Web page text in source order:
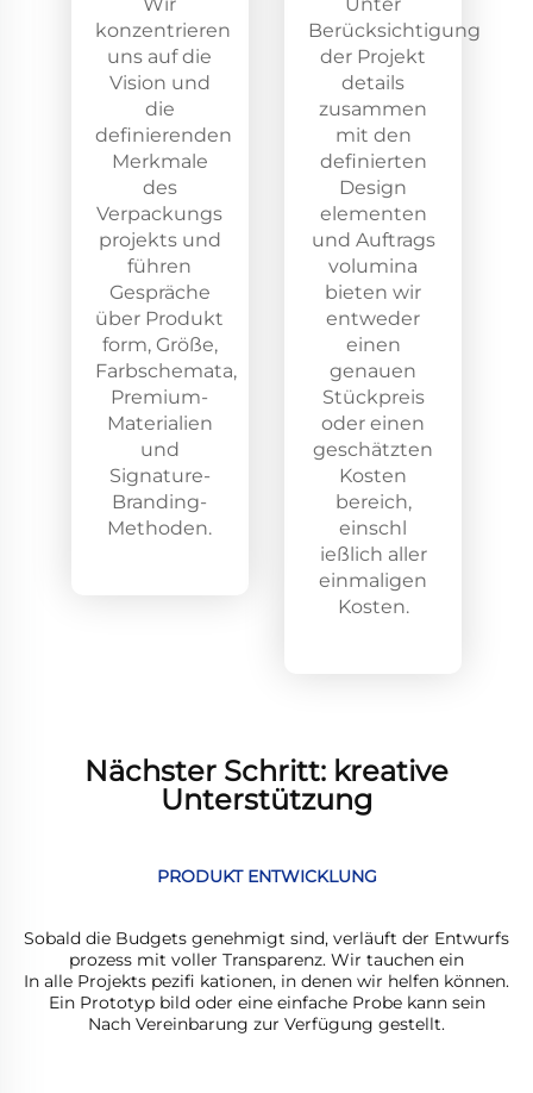
konzentrieren
uns auf die
Vision und
die
definierenden
Merkmale
des
Verpackungs
projekts und
führen
Gespräche
über Produkt
form, Größe,
Farbschemata,
Premium-
Materialien
und
Signature-
Branding-
Methoden.
Berücksichtigung
der Projekt
details
zusammen
mit den
definierten
Design
elementen
und Auftrags
volumina
bieten wir
entweder
einen
genauen
Stückpreis
oder einen
geschätzten
Kosten
bereich,
einschl
ießlich aller
einmaligen
Kosten.
Nächster Schritt: kreative
Unterstützung
PRODUKT ENTWICKLUNG
Sobald die Budgets genehmigt sind, verläuft der Entwurfs
prozess mit voller Transparenz. Wir tauchen ein
In alle Projekts pezifi kationen, in denen wir helfen können.
Ein Prototyp bild oder eine einfache Probe kann sein
Nach Vereinbarung zur Verfügung gestellt.